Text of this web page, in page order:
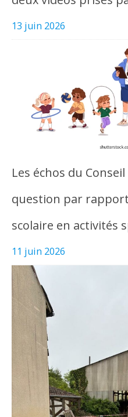
13 juin 2026
Les échos du
question par
scolaire en activités
11 juin 2026